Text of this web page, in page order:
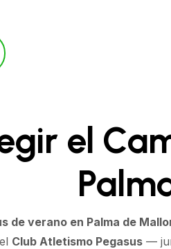
el
de verano en Palma de
Club Atletismo Pegasus —